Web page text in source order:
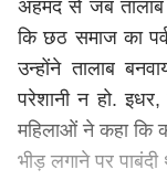
अहमद से जब तालाब
कि छठ समाज का
उन्होंने तालाब
परेशानी न हो.
महिलाओं ने कहा कि
भीड़ लगाने पर